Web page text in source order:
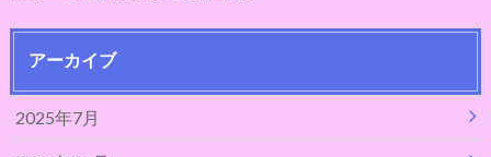
アーカイブ
2025年7月